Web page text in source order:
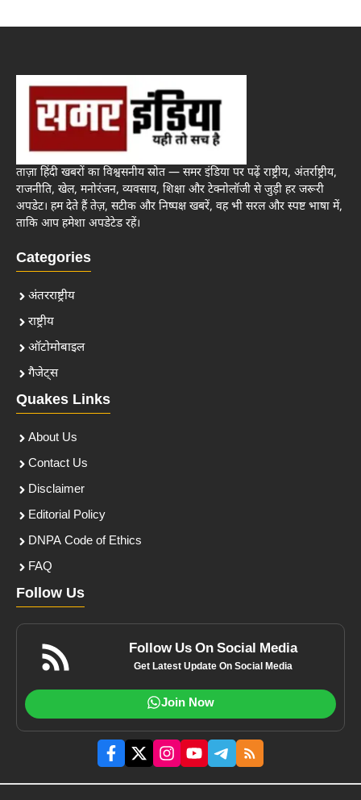
ताज़ा हिंदी खबरों का विश्वसनीय स्रोत — समर इंडिया पर पढ़ें राष्ट्रीय, अंतर्राष्ट्रीय,
राजनीति, खेल, मनोरंजन, व्यवसाय, शिक्षा और टेक्नोलॉजी से जुड़ी हर जरूरी
अपडेट। हम देते हैं तेज़, सटीक और निष्पक्ष खबरें, वह भी सरल और स्पष्ट भाषा में,
ताकि आप हमेशा अपडेटेड रहें।
Categories
अंतरराष्ट्रीय
राष्ट्रीय
ऑटोमोबाइल
गैजेट्स
Quakes Links
About Us
Contact Us
Disclaimer
Editorial Policy
DNPA Code of Ethics
FAQ
Follow Us
Follow Us On Social Media
Get Latest Update On Social Media
Join Now